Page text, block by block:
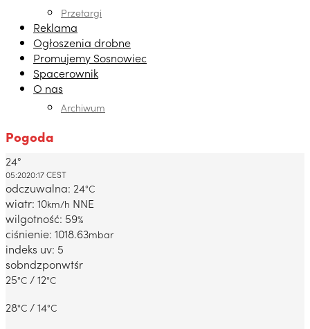
Przetargi
Reklama
Ogłoszenia drobne
Promujemy Sosnowiec
Spacerownik
O nas
Archiwum
Pogoda
Dabrowa Gornicza, PL
24°
05:2020:17 CEST
odczuwalna: 24°C
wiatr: 10km/h NNE
wilgotność: 59%
ciśnienie: 1018.63mbar
indeks uv: 5
sobndzponwtśr
25°C / 12°C
28°C / 14°C